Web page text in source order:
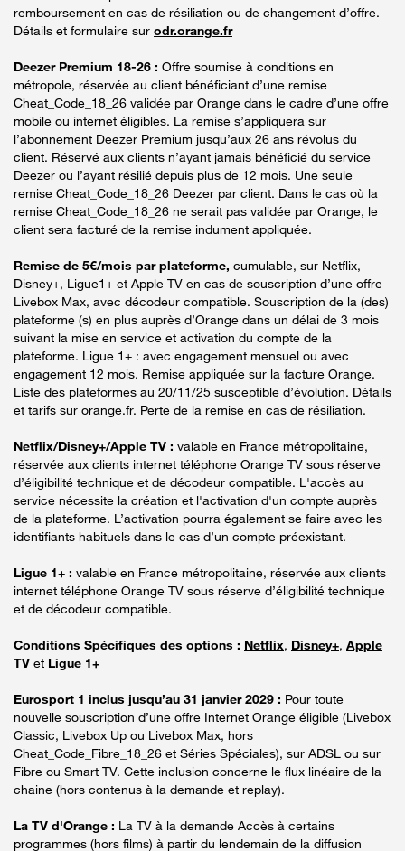
remboursement en cas de résiliation ou de changement d’offre.
Détails et formulaire sur odr.orange.fr
Deezer Premium 18-26 : Offre soumise à conditions en
métropole, réservée au client bénéficiant d’une remise
Cheat_Code_18_26 validée par Orange dans le cadre d’une offre
mobile ou internet éligibles. La remise s’appliquera sur
l’abonnement Deezer Premium jusqu’aux 26 ans révolus du
client. Réservé aux clients n’ayant jamais bénéficié du service
Deezer ou l’ayant résilié depuis plus de 12 mois. Une seule
remise Cheat_Code_18_26 Deezer par client. Dans le cas où la
remise Cheat_Code_18_26 ne serait pas validée par Orange, le
client sera facturé de la remise indument appliquée.
Remise de 5€/mois par plateforme, cumulable, sur Netflix,
Disney+, Ligue1+ et Apple TV en cas de souscription d’une offre
Livebox Max, avec décodeur compatible. Souscription de la (des)
plateforme (s) en plus auprès d’Orange dans un délai de 3 mois
suivant la mise en service et activation du compte de la
plateforme. Ligue 1+ : avec engagement mensuel ou avec
engagement 12 mois. Remise appliquée sur la facture Orange.
Liste des plateformes au 20/11/25 susceptible d’évolution. Détails
et tarifs sur orange.fr. Perte de la remise en cas de résiliation.
Netflix/Disney+/Apple TV : valable en France métropolitaine,
réservée aux clients internet téléphone Orange TV sous réserve
d’éligibilité technique et de décodeur compatible. L'accès au
service nécessite la création et l'activation d'un compte auprès
de la plateforme. L’activation pourra également se faire avec les
identifiants habituels dans le cas d’un compte préexistant.
Ligue 1+ : valable en France métropolitaine, réservée aux clients
internet téléphone Orange TV sous réserve d’éligibilité technique
et de décodeur compatible.
Conditions Spécifiques des options : Netflix, Disney+, Apple
TV et Ligue 1+
Eurosport 1 inclus jusqu’au 31 janvier 2029 : Pour toute
nouvelle souscription d’une offre Internet Orange éligible (Livebox
Classic, Livebox Up ou Livebox Max, hors
Cheat_Code_Fibre_18_26 et Séries Spéciales), sur ADSL ou sur
Fibre ou Smart TV. Cette inclusion concerne le flux linéaire de la
chaine (hors contenus à la demande et replay).
La TV d'Orange : La TV à la demande Accès à certains
programmes (hors films) à partir du lendemain de la diffusion